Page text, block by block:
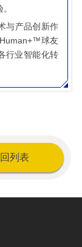
与产品创新作
球友
行业智能化转
列表